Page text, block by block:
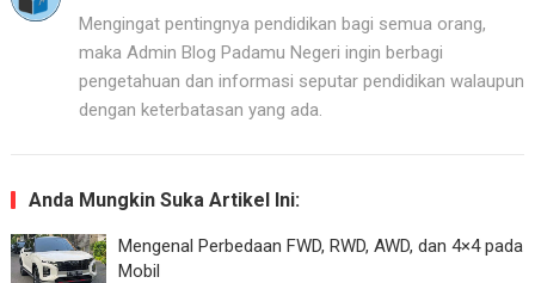
Mengingat pentingnya pendidikan bagi semua orang,
maka Admin Blog Padamu Negeri ingin berbagi
pengetahuan dan informasi seputar pendidikan walaupun
dengan keterbatasan yang ada.
Anda Mungkin Suka Artikel Ini:
Mengenal Perbedaan FWD, RWD, AWD, dan 4×4 pada
Mobil